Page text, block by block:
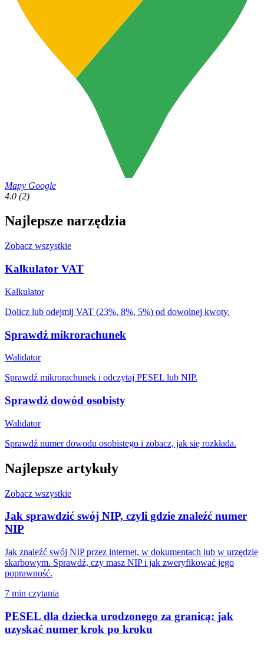
Mapy Google
4.0 (2)
Najlepsze narzędzia
Zobacz wszystkie
Kalkulator VAT
Kalkulator
Dolicz lub odejmij VAT (23%, 8%, 5%) od dowolnej kwoty.
Sprawdź mikrorachunek
Walidator
Sprawdź mikrorachunek i odczytaj PESEL lub NIP.
Sprawdź dowód osobisty
Walidator
Sprawdź numer dowodu osobistego i zobacz, jak się rozkłada.
Najlepsze artykuły
Zobacz wszystkie
Jak sprawdzić swój NIP, czyli gdzie znaleźć numer
NIP
Jak znaleźć swój NIP przez internet, w dokumentach lub w urzędzie
skarbowym. Sprawdź, czy masz NIP i jak zweryfikować jego
poprawność.
7 min czytania
PESEL dla dziecka urodzonego za granicą: jak
uzyskać numer krok po kroku